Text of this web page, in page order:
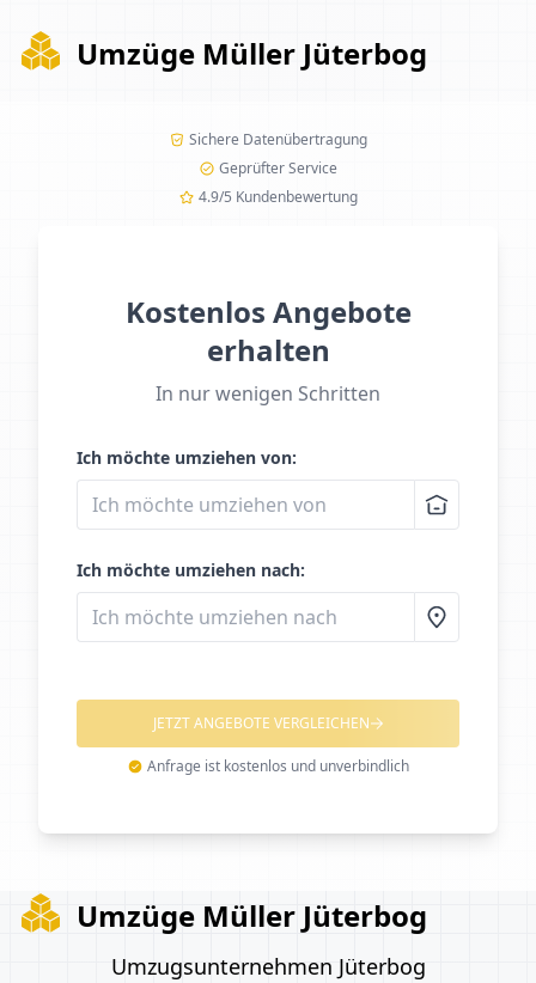
Umzüge Müller Jüterbog
Sichere Datenübertragung
Geprüfter Service
4.9/5 Kundenbewertung
Kostenlos Angebote
erhalten
In nur wenigen Schritten
Ich möchte umziehen von:
Ich möchte umziehen nach:
JETZT ANGEBOTE VERGLEICHEN
Anfrage ist kostenlos und unverbindlich
Umzüge Müller Jüterbog
Umzugsunternehmen Jüterbog